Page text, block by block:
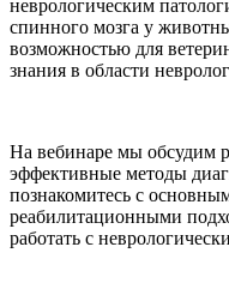
неврологическим
спинного мозга у
возможностью для
знания в области
На вебинаре мы обсудим
эффективные методы
познакомитесь с
реабилитационными
работать с